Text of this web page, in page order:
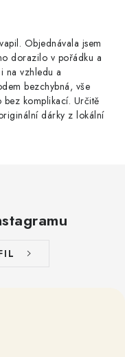
Objednávala jsem
dorazilo v pořádku a
na vzhledu a
bezchybná, vše
komplikací. Určitě
dárky z lokální